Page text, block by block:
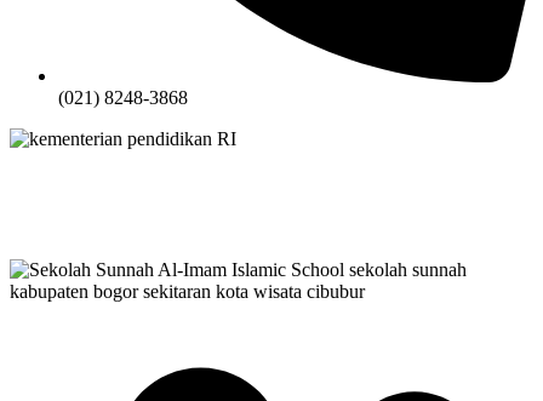
(021) 8248-3868